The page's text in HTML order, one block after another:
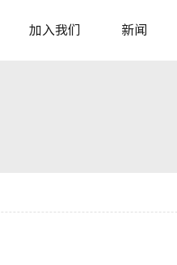
加入我们 新闻